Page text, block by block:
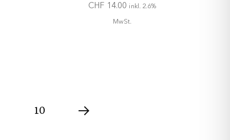
CHF 14.00 inkl. 2.6%
MwSt.
10